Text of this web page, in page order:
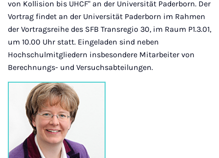
von Kollision bis UHCF" an der Universität Paderborn. Der
Vortrag findet an der Universität Paderborn im Rahmen
der Vortragsreihe des SFB Transregio 30, im Raum P1.3.01,
um 10.00 Uhr statt. Eingeladen sind neben
Hochschulmitgliedern insbesondere Mitarbeiter von
Berechnungs- und Versuchsabteilungen.